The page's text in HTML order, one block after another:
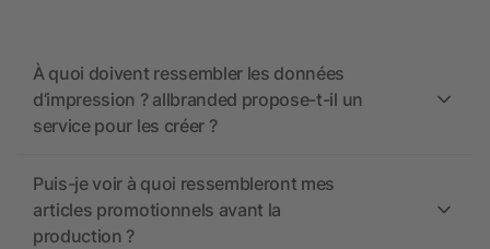
À quoi doivent ressembler les données
d’impression ? allbranded propose-t-il un
service pour les créer ?
Puis-je voir à quoi ressembleront mes
articles promotionnels avant la
production ?